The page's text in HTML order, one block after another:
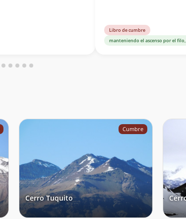
Libro de cumbre
manteniendo el ascenso por el
Cumbre
Cerro Tuquito